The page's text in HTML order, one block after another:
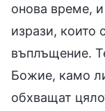
онова време,
изрази, които
въплъщение.
Божие, камо
обхващат